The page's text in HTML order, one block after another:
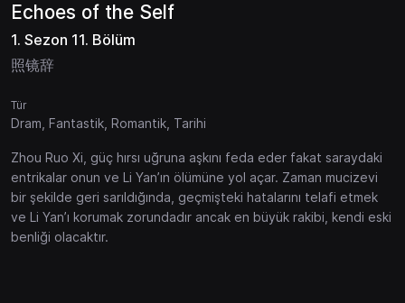
Echoes of the Self
1. Sezon 11. Bölüm
照镜辞
Tür
Dram, Fantastik, Romantik, Tarihi
Zhou Ruo Xi, güç hırsı uğruna aşkını feda eder fakat saraydaki
entrikalar onun ve Li Yan’ın ölümüne yol açar. Zaman mucizevi
bir şekilde geri sarıldığında, geçmişteki hatalarını telafi etmek
ve Li Yan’ı korumak zorundadır ancak en büyük rakibi, kendi eski
benliği olacaktır.